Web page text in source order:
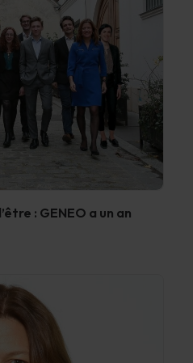
: GENEO a un an